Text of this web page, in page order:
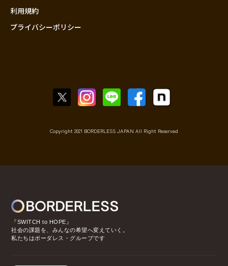
利用規約
プライバシーポリシー
Copyright 2021 BORDERLESS JAPAN All Right Reserved
『SWITCH to HOPE』
社会の課題を、みんなの希望へ変えていく。
私たちはボーダレス・グループです